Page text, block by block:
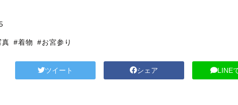
真 #着物 #お宮参り
ツイート シェア LINE